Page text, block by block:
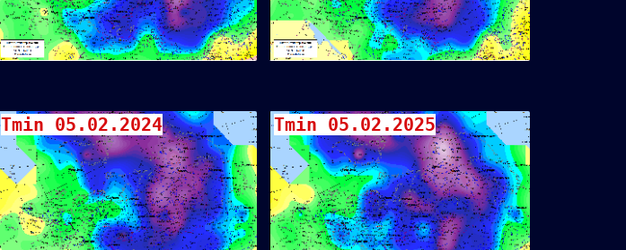
Tmin 05.02.2024 Tmin 05.02.2025